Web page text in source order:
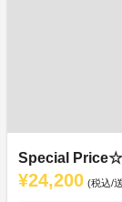
Special Price☆
¥24,200 (税込/